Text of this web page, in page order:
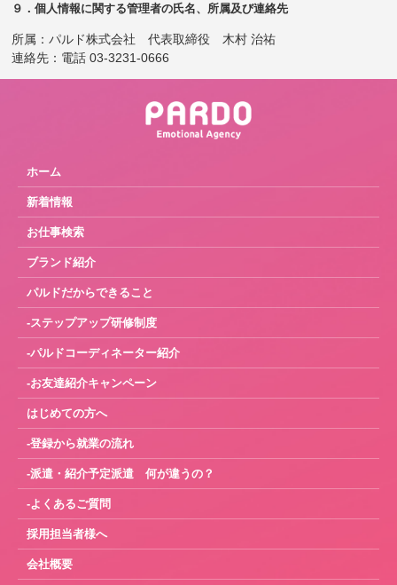
９．個人情報に関する管理者の氏名、所属及び連絡先
所属：パルド株式会社 代表取締役 木村 治祐
連絡先：電話 03-3231-0666
ホーム
新着情報
お仕事検索
ブランド紹介
パルドだからできること
-ステップアップ研修制度
-パルドコーディネーター紹介
-お友達紹介キャンペーン
はじめての方へ
-登録から就業の流れ
-派遣・紹介予定派遣 何が違うの？
-よくあるご質問
採用担当者様へ
会社概要